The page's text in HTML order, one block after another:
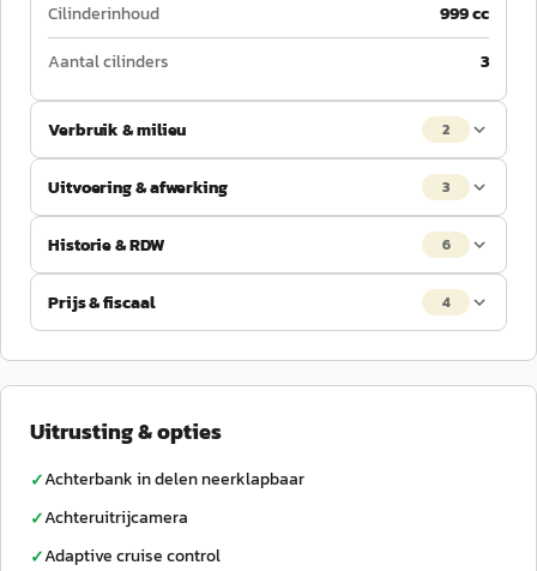
Cilinderinhoud
999 cc
Aantal cilinders
3
Verbruik & milieu 2
Uitvoering & afwerking 3
Historie & RDW 6
Prijs & fiscaal 4
Uitrusting & opties
✓Achterbank in delen neerklapbaar
✓Achteruitrijcamera
✓Adaptive cruise control